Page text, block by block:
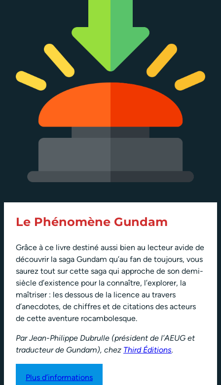
Le Phénomène Gundam
Grâce à ce livre destiné aussi bien au lecteur avide de
découvrir la saga Gundam qu’au fan de toujours, vous
saurez tout sur cette saga qui approche de son demi-
siècle d’existence pour la connaître, l’explorer, la
maîtriser : les dessous de la licence au travers
d’anecdotes, de chiffres et de citations des acteurs
de cette aventure rocambolesque.
Par Jean-Philippe Dubrulle (président de l’AEUG et
traducteur de Gundam), chez Third Éditions.
Plus d’informations